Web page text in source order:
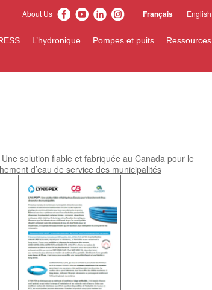
Français English
About Us
L’hydronique Pompes et puits Ressources
Une solution fiable et fabriquée au Canada pour le
d’eau de service des municipalités